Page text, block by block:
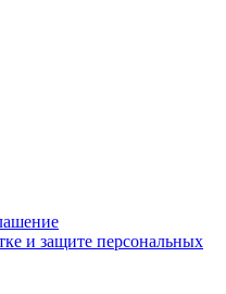
и защите персональных